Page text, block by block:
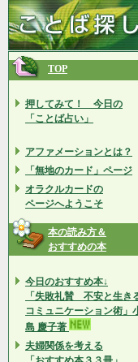
TOP
押してみて！ 今日の
「ことば占い」
アファメーションとは？
「無地のカード」ページ
オラクルカードの
ページへようこそ
本の読み方＆
おすすめの本
今日のおすすめ本↓
「失敗礼賛 不安と生き
コミュニケーション術」
島 慶子著
夫婦関係を考える